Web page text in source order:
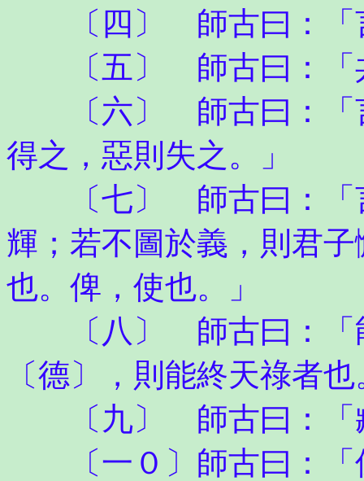
〔四〕 師古曰：「言
〔五〕 師古曰：「共
〔六〕 師古曰：「言
得之，惡則失之。」
〔七〕 師古曰：「言
輝；若不圖於義，則君
也。俾，使也。」
〔八〕 師古曰：「能
〔德〕，則能終天祿者
〔九〕 師古曰：「
〔一０〕師古曰：「